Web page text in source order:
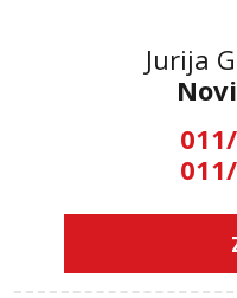
Jurija